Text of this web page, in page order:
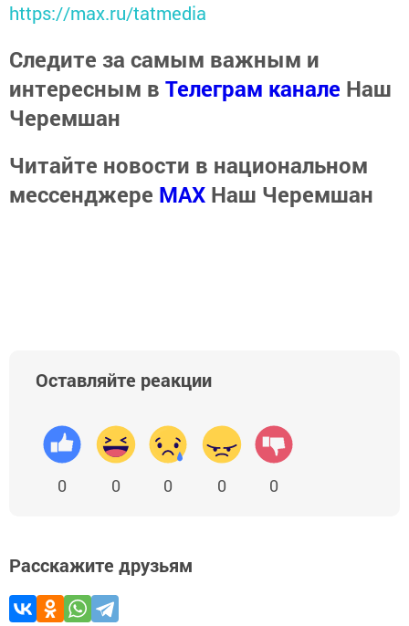
https://max.ru/tatmedia
Следите за самым важным и
интересным в Телеграм канале Наш
Черемшан
Читайте новости в национальном
мессенджере MАХ Наш Черемшан
Оставляйте реакции
0 0 0 0 0
Расскажите друзьям